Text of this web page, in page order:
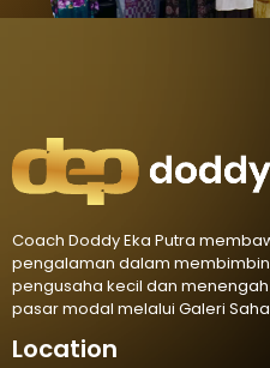
Coach Doddy Eka Putra
pengalaman dalam
pengusaha kecil dan
pasar modal melalui Galeri
Location